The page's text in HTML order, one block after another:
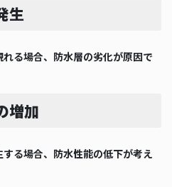
生
る場合、防水層の劣化が原因で
増加
る場合、防水性能の低下が考え